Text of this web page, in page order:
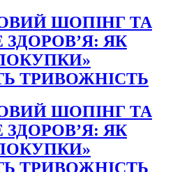
ШОПІНГ ТА
ЯК
ТРИВОЖНІСТЬ
ШОПІНГ ТА
ЯК
ТРИВОЖНІСТЬ